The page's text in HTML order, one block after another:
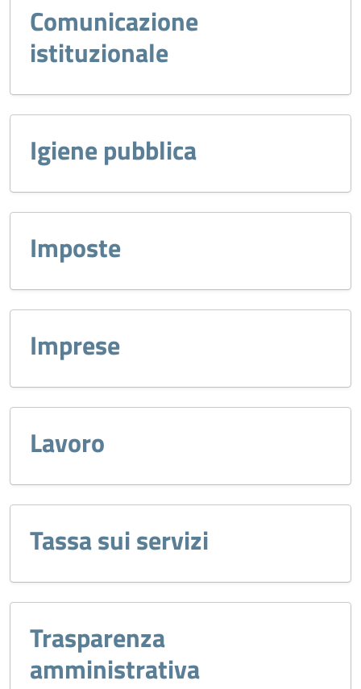
Comunicazione
istituzionale
Igiene pubblica
Imposte
Imprese
Lavoro
Tassa sui servizi
Trasparenza
amministrativa